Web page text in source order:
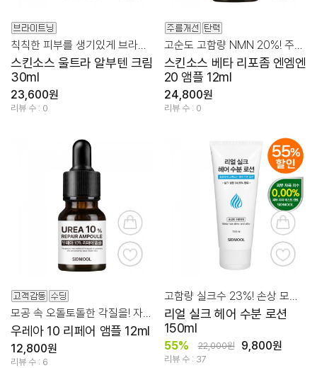
스킨소스 울트라 알부텐 크림
30ml
23,600원
리뷰 수 : 0
스킨소스 베타 리포좀 엔엠엔
20 앰플 12ml
24,800원
리뷰 수 : 0
우레아 10 리페어 앰플 12ml
12,800원
리뷰 수 : 6
리얼 실크 헤어 수분 로션
150ml
55% 22,000원 9,800원
리뷰 수 : 37